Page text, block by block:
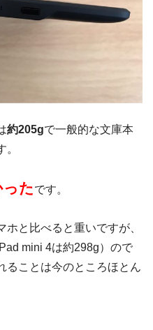
約205gで一般的な文庫本
た です。
と比べると重いですが、
mini 4は約298g）ので
ることは今のところほとん